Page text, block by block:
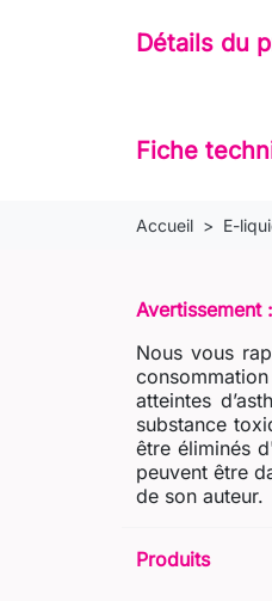
Détails du
Fiche
Accueil E-
Avertissement :
Nous vous
atteintes
substance
être éliminés
peuvent être
de son auteur.
Produits